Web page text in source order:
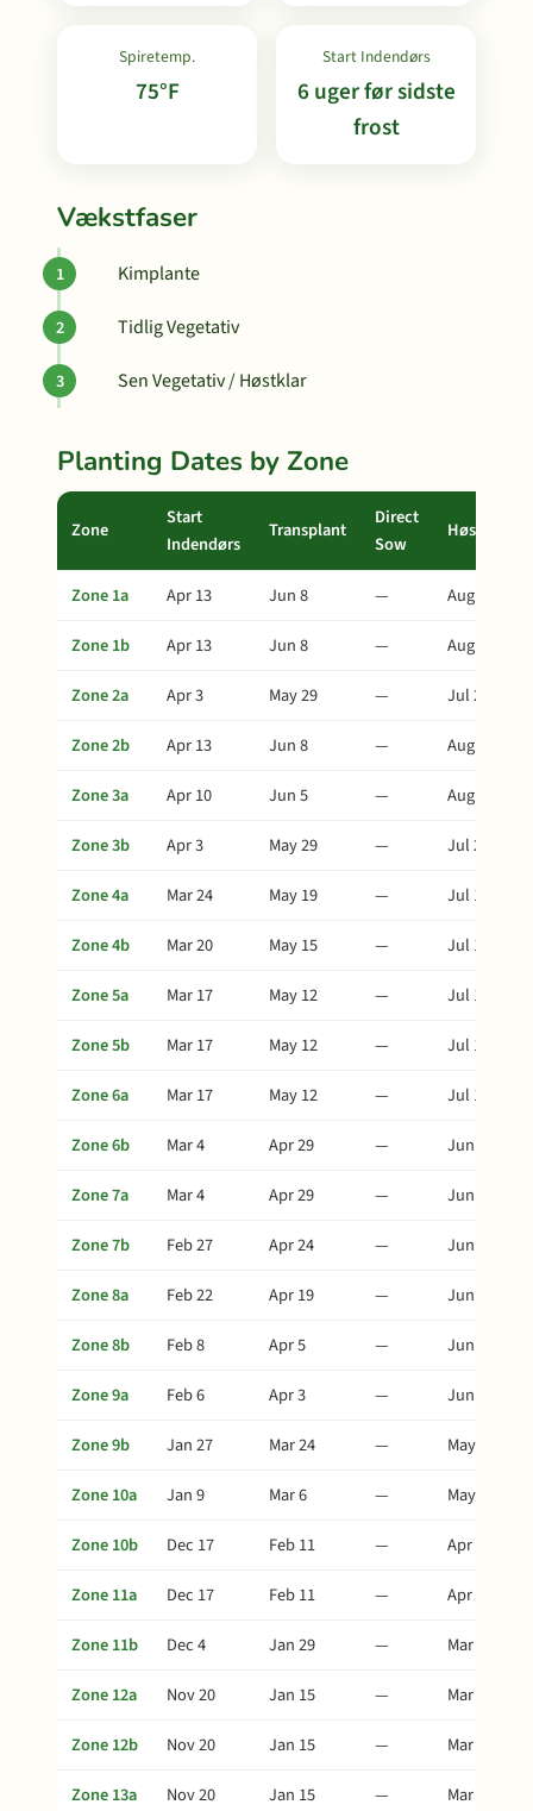
Spiretemp.
75°F
Start Indendørs
6 uger før sidste
frost
Vækstfaser
Kimplante
Tidlig Vegetativ
Sen Vegetativ / Høstklar
Planting Dates by Zone
Zone
Start
Indendørs
Transplant
Direct
Sow
Høst
Zone 1a Apr 13 Jun 8 —
Aug 7
Zone 1b
Apr 13 Jun 8 —
Aug 7
Zone 2a
Apr 3 May 29 —
Jul 28
Zone 2b
Apr 13 Jun 8 —
Aug 7
Zone 3a
Apr 10 Jun 5 —
Aug 4
Zone 3b
Apr 3 May 29 —
Jul 28
Zone 4a
Mar 24 May 19 —
Jul 18
Zone 4b
Mar 20 May 15 —
Jul 14
Zone 5a
Mar 17 May 12 —
Jul 11
Zone 5b
Mar 17 May 12 —
Jul 11
Zone 6a
Mar 17 May 12 —
Jul 11
Zone 6b
Mar 4 Apr 29 —
Jun 28
Zone 7a
Mar 4 Apr 29 —
Jun 28
Zone 7b
Feb 27 Apr 24 —
Jun 23
Zone 8a
Feb 22 Apr 19 —
Jun 18
Zone 8b
Feb 8 Apr 5 —
Jun 4
Zone 9a
Feb 6 Apr 3 —
Jun 2
Zone 9b
Jan 27 Mar 24 —
May 23
Zone 10a
Jan 9 Mar 6 —
May 5
Zone 10b
Dec 17 Feb 11 —
Apr 12
Zone 11a
Dec 17 Feb 11 —
Apr 12
Zone 11b
Dec 4 Jan 29 —
Mar 30
Zone 12a
Nov 20 Jan 15 —
Mar 16
Zone 12b
Nov 20 Jan 15 —
Mar 16
Zone 13a
Nov 20 Jan 15 — Mar 16